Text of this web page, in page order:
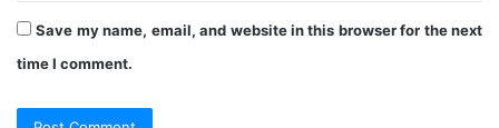
Save my name, email, and website in this browser for the next
time I comment.